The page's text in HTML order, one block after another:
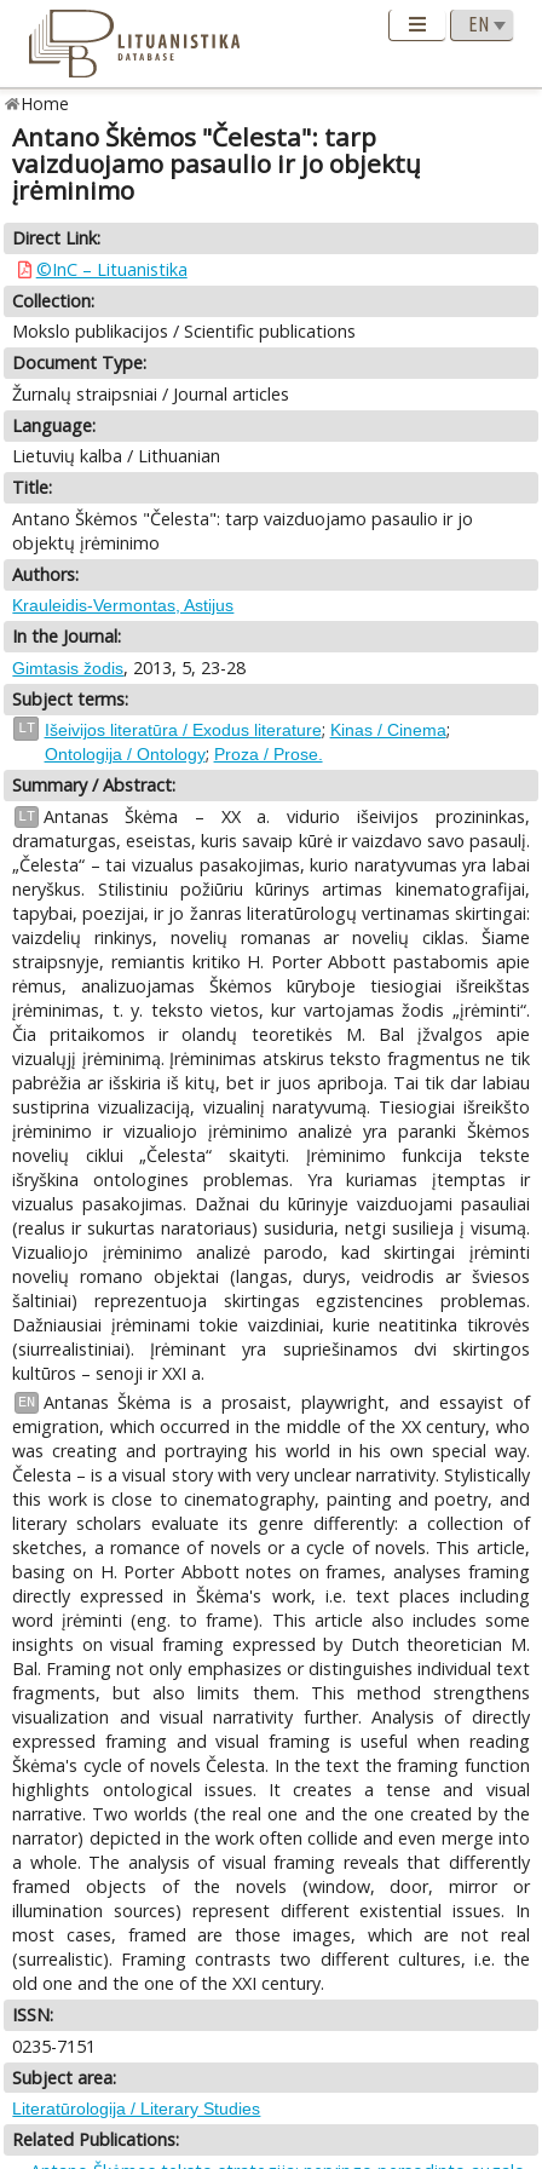
Home
Antano Škėmos "Čelesta": tarp
vaizduojamo pasaulio ir jo objektų
įrėminimo
Direct Link:
©InC – Lituanistika
Collection:
Mokslo publikacijos / Scientific publications
Document Type:
Žurnalų straipsniai / Journal articles
Language:
Lietuvių kalba / Lithuanian
Title:
Antano Škėmos "Čelesta": tarp vaizduojamo pasaulio ir jo
objektų įrėminimo
Authors:
Krauleidis-Vermontas, Astijus
In the Journal:
Gimtasis žodis, 2013, 5, 23-28
Subject terms:
LT Išeivijos literatūra / Exodus literature; Kinas / Cinema;
Ontologija / Ontology; Proza / Prose.
Summary / Abstract:
LT Antanas Škėma – XX a. vidurio išeivijos prozininkas,
dramaturgas, eseistas, kuris savaip kūrė ir vaizdavo savo pasaulį.
„Čelesta“ – tai vizualus pasakojimas, kurio naratyvumas yra labai
neryškus. Stilistiniu požiūriu kūrinys artimas kinematografijai,
tapybai, poezijai, ir jo žanras literatūrologų vertinamas skirtingai:
vaizdelių rinkinys, novelių romanas ar novelių ciklas. Šiame
straipsnyje, remiantis kritiko H. Porter Abbott pastabomis apie
rėmus, analizuojamas Škėmos kūryboje tiesiogiai išreikštas
įrėminimas, t. y. teksto vietos, kur vartojamas žodis „įrėminti“.
Čia pritaikomos ir olandų teoretikės M. Bal įžvalgos apie
vizualųjį įrėminimą. Įrėminimas atskirus teksto fragmentus ne tik
pabrėžia ar išskiria iš kitų, bet ir juos apriboja. Tai tik dar labiau
sustiprina vizualizaciją, vizualinį naratyvumą. Tiesiogiai išreikšto
įrėminimo ir vizualiojo įrėminimo analizė yra paranki Škėmos
novelių ciklui „Čelesta“ skaityti. Įrėminimo funkcija tekste
išryškina ontologines problemas. Yra kuriamas įtemptas ir
vizualus pasakojimas. Dažnai du kūrinyje vaizduojami pasauliai
(realus ir sukurtas naratoriaus) susiduria, netgi susilieja į visumą.
Vizualiojo įrėminimo analizė parodo, kad skirtingai įrėminti
novelių romano objektai (langas, durys, veidrodis ar šviesos
šaltiniai) reprezentuoja skirtingas egzistencines problemas.
Dažniausiai įrėminami tokie vaizdiniai, kurie neatitinka tikrovės
(siurrealistiniai). Įrėminant yra supriešinamos dvi skirtingos
kultūros – senoji ir XXI a.
EN
Antanas Škėma is a prosaist, playwright, and essayist of
emigration, which occurred in the middle of the XX century, who
was creating and portraying his world in his own special way.
Čelesta – is a visual story with very unclear narrativity. Stylistically
this work is close to cinematography, painting and poetry, and
literary scholars evaluate its genre differently: a collection of
sketches, a romance of novels or a cycle of novels. This article,
basing on H. Porter Abbott notes on frames, analyses framing
directly expressed in Škėma's work, i.e. text places including
word įrėminti (eng. to frame). This article also includes some
insights on visual framing expressed by Dutch theoretician M.
Bal. Framing not only emphasizes or distinguishes individual text
fragments, but also limits them. This method strengthens
visualization and visual narrativity further. Analysis of directly
expressed framing and visual framing is useful when reading
Škėma's cycle of novels Čelesta. In the text the framing function
highlights ontological issues. It creates a tense and visual
narrative. Two worlds (the real one and the one created by the
narrator) depicted in the work often collide and even merge into
a whole. The analysis of visual framing reveals that differently
framed objects of the novels (window, door, mirror or
illumination sources) represent different existential issues. In
most cases, framed are those images, which are not real
(surrealistic). Framing contrasts two different cultures, i.e. the
old one and the one of the XXI century.
ISSN:
0235-7151
Subject area:
Literatūrologija / Literary Studies
Related Publications: